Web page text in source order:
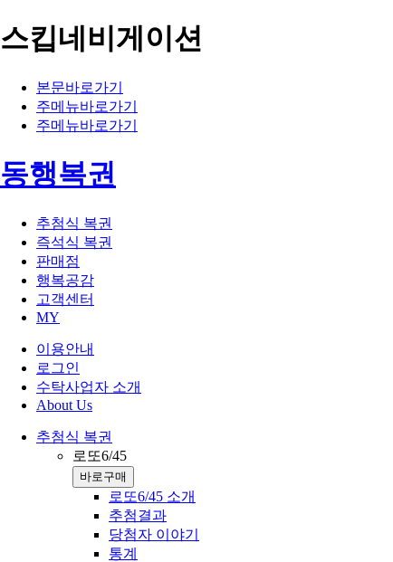
스킵네비게이션
본문바로가기
주메뉴바로가기
주메뉴바로가기
동행복권
추첨식 복권
즉석식 복권
판매점
행복공감
고객센터
MY
이용안내
로그인
수탁사업자 소개
About Us
추첨식 복권
로또6/45
바로구매
로또6/45 소개
추첨결과
당첨자 이야기
통계